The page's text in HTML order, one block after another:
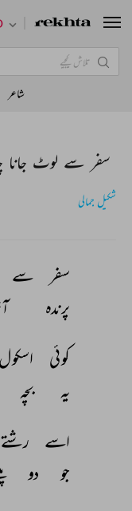
سفر سے لوٹ جانا
شکیل جمالی
سفر سے
پرندہ
کوئی اسکول
یہ
بچہ
اسے رشتے
جو
دو
شاعر